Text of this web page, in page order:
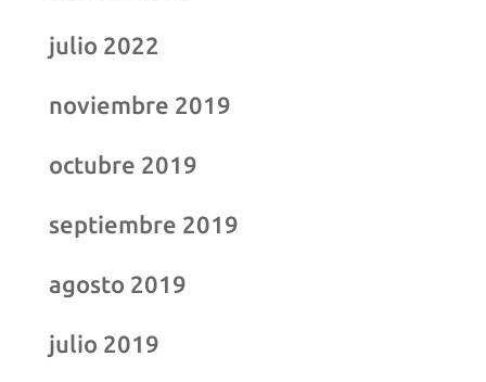
julio 2022
noviembre 2019
octubre 2019
septiembre 2019
agosto 2019
julio 2019